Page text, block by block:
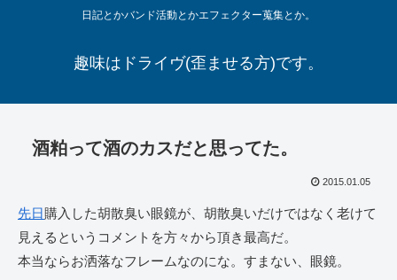
日記とかバンド活動とかエフェクター蒐集とか。
趣味はドライヴ(歪ませる方)です。
酒粕って酒のカスだと思ってた。
2015.01.05
先日購入した胡散臭い眼鏡が、胡散臭いだけではなく老けて
見えるというコメントを方々から頂き最高だ。
本当ならお洒落なフレームなのにな。すまない、眼鏡。